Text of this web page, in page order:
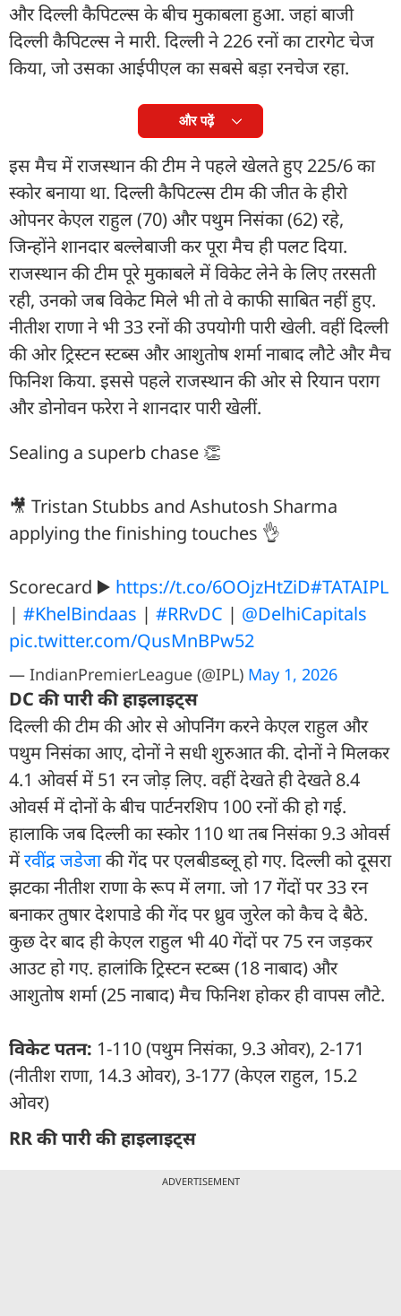
और द‍िल्ली कैप‍िटल्स के बीच मुकाबला हुआ. जहां बाजी
द‍िल्ली कैप‍िटल्स ने मारी. द‍िल्ली ने 226 रनों का टारगेट चेज
किया, जो उसका आईपीएल का सबसे बड़ा रनचेज रहा.
और पढ़ें
इस मैच में राजस्थान की टीम ने पहले खेलते हुए 225/6 का
स्कोर बनाया था. द‍िल्ली कैप‍िटल्स टीम की जीत के हीरो
ओपनर केएल राहुल (70) और पथुम न‍िसंका (62) रहे,
ज‍िन्होंने शानदार बल्लेबाजी कर पूरा मैच ही पलट द‍िया.
राजस्थान की टीम पूरे मुकाबले में व‍िकेट लेने के लिए तरसती
रही, उनको जब व‍िकेट मिले भी तो वे काफी साब‍ित नहीं हुए.
नीतीश राणा ने भी 33 रनों की उपयोगी पारी खेली. वहीं द‍िल्ली
की ओर ट्र‍िस्टन स्टब्स और आशुतोष शर्मा नाबाद लौटे और मैच
फ‍िन‍िश किया. इससे पहले राजस्थान की ओर से र‍ियान पराग
और डोनोवन फरेरा ने शानदार पारी खेलीं.
Sealing a superb chase 👏
🎥 Tristan Stubbs and Ashutosh Sharma
applying the finishing touches 👌
Scorecard ▶️ https://t.co/6OOjzHtZiD#TATAIPL
| #KhelBindaas | #RRvDC | @DelhiCapitals
pic.twitter.com/QusMnBPw52
— IndianPremierLeague (@IPL) May 1, 2026
DC की पारी की हाइलाइट्स
द‍िल्ली की टीम की ओर से ओपन‍िंग करने केएल राहुल और
पथुम न‍िसंका आए, दोनों ने सधी शुरुआत की. दोनों ने म‍िलकर
4.1 ओवर्स में 51 रन जोड़ ल‍िए. वहीं देखते ही देखते 8.4
ओवर्स में दोनों के बीच पार्टनरश‍िप 100 रनों की हो गई.
हालाकि जब द‍िल्ली का स्कोर 110 था तब न‍िसंका 9.3 ओवर्स
मेंरवींद्र जडेजाकी गेंद पर एलबीडब्लू हो गए. द‍िल्ली को दूसरा
झटका नीतीश राणा के रूप में लगा. जो 17 गेंदों पर 33 रन
बनाकर तुषार देशपाडे की गेंद पर ध्रुव जुरेल को कैच दे बैठे.
कुछ देर बाद ही केएल राहुल भी 40 गेंदों पर 75 रन जड़कर
आउट हो गए. हालांकि ट्र‍िस्टन स्टब्स (18 नाबाद) और
आशुतोष शर्मा (25 नाबाद) मैच फ‍िन‍िश होकर ही वापस लौटे.
व‍िकेट पतन: 1-110 (पथुम न‍िसंका, 9.3 ओवर), 2-171
(नीतीश राणा, 14.3 ओवर), 3-177 (केएल राहुल, 15.2
ओवर)
RR की पारी की हाइलाइट्स
ADVERTISEMENT